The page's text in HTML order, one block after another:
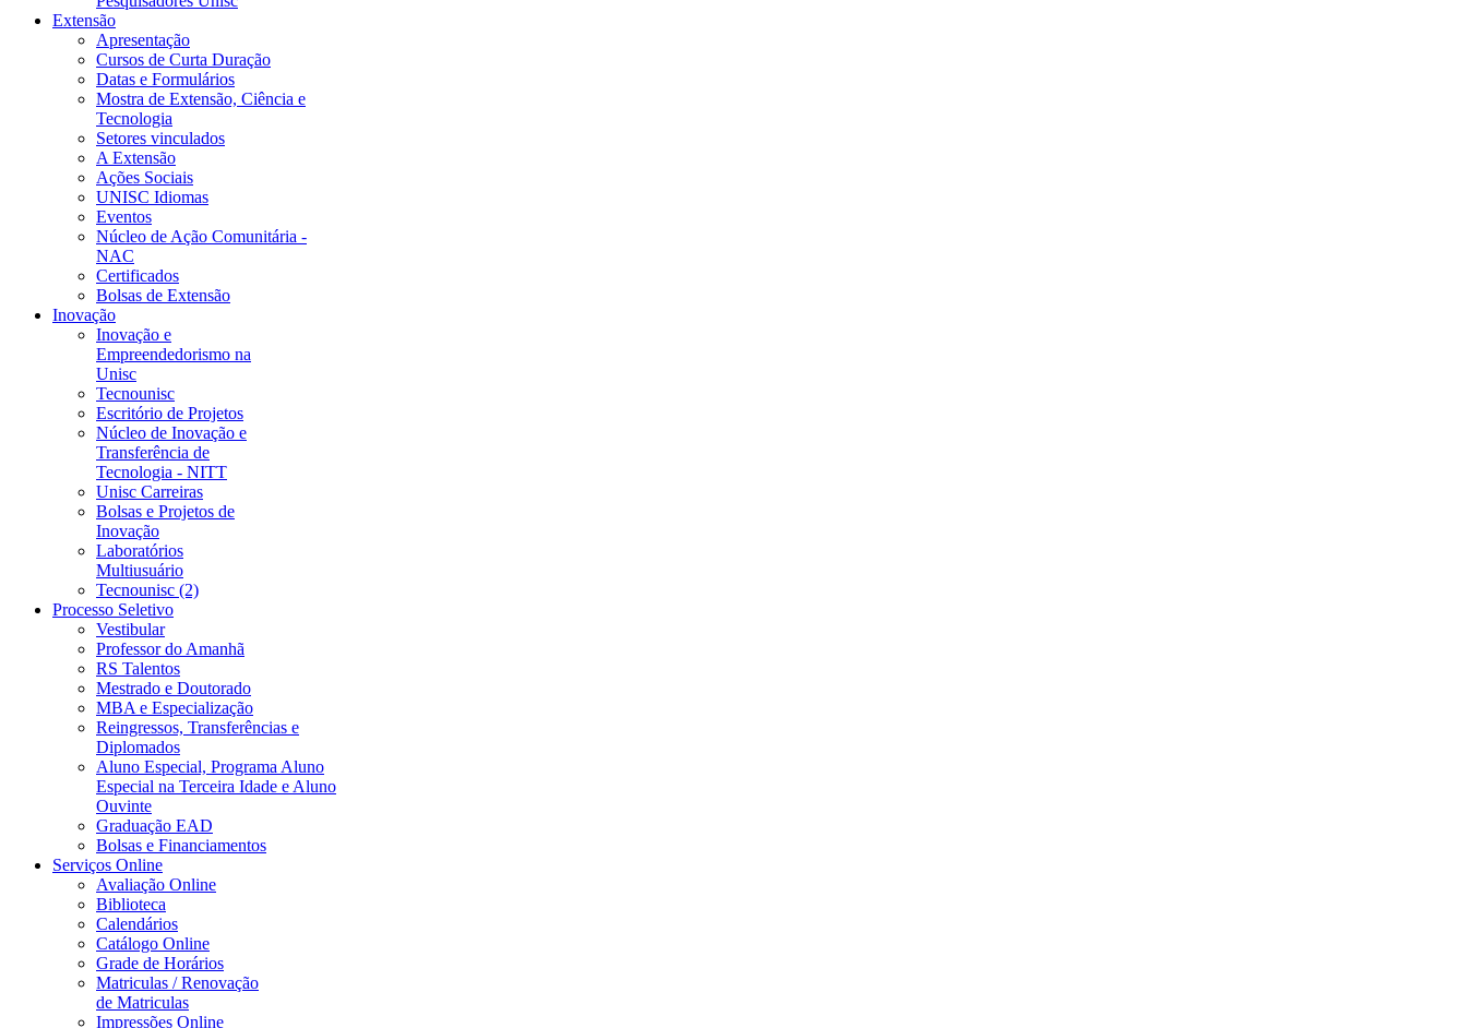
Extensão
Apresentação
Cursos de Curta Duração
Datas e Formulários
Mostra de Extensão, Ciência e
Tecnologia
Setores vinculados
A Extensão
Ações Sociais
UNISC Idiomas
Eventos
Núcleo de Ação Comunitária -
NAC
Certificados
Bolsas de Extensão
Inovação
Inovação e
Empreendedorismo na
Unisc
Tecnounisc
Escritório de Projetos
Núcleo de Inovação e
Transferência de
Tecnologia - NITT
Unisc Carreiras
Bolsas e Projetos de
Inovação
Laboratórios
Multiusuário
Tecnounisc (2)
Processo Seletivo
Vestibular
Professor do Amanhã
RS Talentos
Mestrado e Doutorado
MBA e Especialização
Reingressos, Transferências e
Diplomados
Aluno Especial, Programa Aluno
Especial na Terceira Idade e Aluno
Ouvinte
Graduação EAD
Bolsas e Financiamentos
Serviços Online
Avaliação Online
Biblioteca
Calendários
Catálogo Online
Grade de Horários
Matriculas / Renovação
de Matriculas
Impressões Online